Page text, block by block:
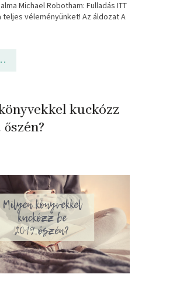
Michael Robotham: Fulladás ITT
véleményünket! Az áldozat A
kuckózz
őszén?